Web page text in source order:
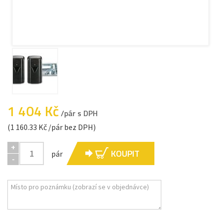
1 404 Kč/pár s DPH
(1 160.33 Kč /pár bez DPH)
+
-
pár KOUPIT